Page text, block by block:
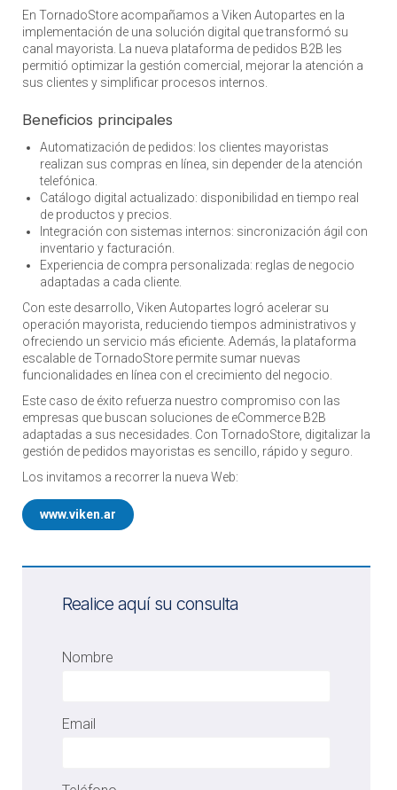
En TornadoStore acompañamos a Viken Autopartes en la
implementación de una solución digital que transformó su
canal mayorista. La nueva plataforma de pedidos B2B les
permitió optimizar la gestión comercial, mejorar la atención a
sus clientes y simplificar procesos internos.
Beneficios principales
Automatización de pedidos: los clientes mayoristas
realizan sus compras en línea, sin depender de la atención
telefónica.
Catálogo digital actualizado: disponibilidad en tiempo real
de productos y precios.
Integración con sistemas internos: sincronización ágil con
inventario y facturación.
Experiencia de compra personalizada: reglas de negocio
adaptadas a cada cliente.
Con este desarrollo, Viken Autopartes logró acelerar su
operación mayorista, reduciendo tiempos administrativos y
ofreciendo un servicio más eficiente. Además, la plataforma
escalable de TornadoStore permite sumar nuevas
funcionalidades en línea con el crecimiento del negocio.
Este caso de éxito refuerza nuestro compromiso con las
empresas que buscan soluciones de eCommerce B2B
adaptadas a sus necesidades. Con TornadoStore, digitalizar la
gestión de pedidos mayoristas es sencillo, rápido y seguro.
Los invitamos a recorrer la nueva Web:
www.viken.ar
Realice aquí su consulta
Nombre
Email